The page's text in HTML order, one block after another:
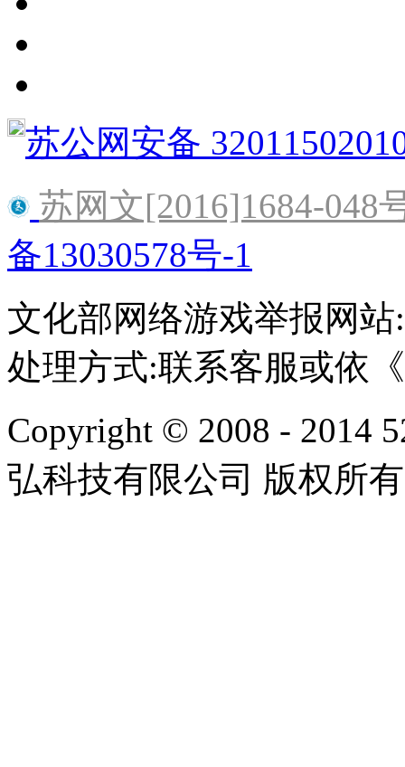
苏公网安备
苏网文[2016]1684-048
备13030578号-1
文化部网络游戏举报网站
处理方式:联系客服或依
Copyright © 2008 - 2014
弘科技有限公司 版权所有